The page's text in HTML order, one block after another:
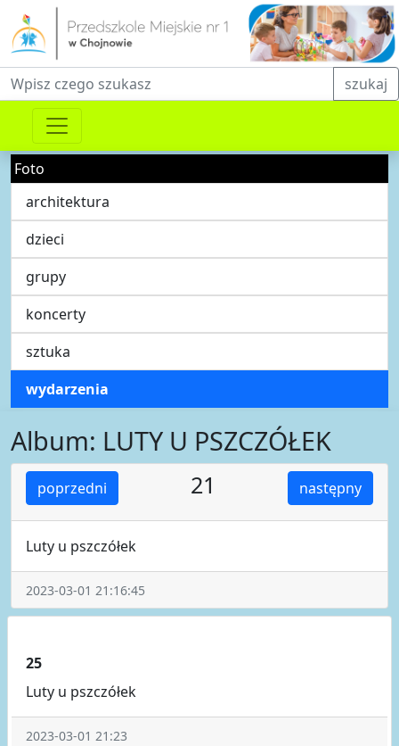
Fraza do wyszukiwania szukaj
Foto
architektura
dzieci
grupy
koncerty
sztuka
wydarzenia
Album: LUTY U PSZCZÓŁEK
poprzedni następny
21
Luty u pszczółek
2023-03-01 21:16:45
25
Luty u pszczółek
2023-03-01 21:23